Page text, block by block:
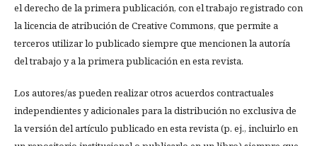
el derecho de la primera publicación, con el trabajo registrado con
la licencia de atribución de Creative Commons, que permite a
terceros utilizar lo publicado siempre que mencionen la autoría
del trabajo y a la primera publicación en esta revista.
Los autores/as pueden realizar otros acuerdos contractuales
independientes y adicionales para la distribución no exclusiva de
la versión del artículo publicado en esta revista (p. ej., incluirlo en